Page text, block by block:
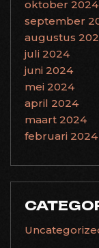
oktober 2024
september
augustus
juli 2024
juni 2024
mei 2024
april 2024
maart 2024
februari 2024